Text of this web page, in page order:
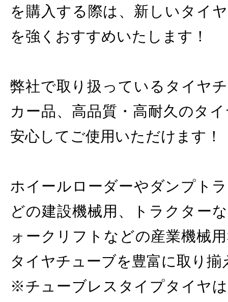
を購入する際は、新しいタイ
を強くおすすめいたします！
弊社で取り扱っているタイヤ
カー品、高品質・高耐久のタ
安心してご使用いただけます！
ホイールローダーやダンプト
どの建設機械用、トラクター
ォークリフトなどの産業機械
タイヤチューブを豊富に取り揃
※チューブレスタイプタイヤ